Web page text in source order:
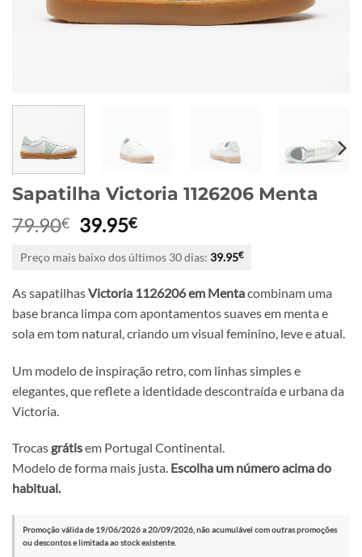
Sapatilha Victoria 1126206 Menta
79.90€ O
original
era:
79.90€.
39.95€O
atual
é:
39.95€.
Preço mais baixo dos últimos 30 dias: 39.95€
As sapatilhasVictoria 1126206 em Mentacombinam uma
base branca limpa com apontamentos suaves em menta e
sola em tom natural, criando um visual feminino, leve e atual.
Um modelo de inspiração retro, com linhas simples e
elegantes, que reflete a identidade descontraída e urbana da
Victoria.
Trocas grátisem Portugal Continental.
Modelo de forma mais justa. Escolha um número acima do
habitual.
Promoção válida de 19/06/2026 a 20/09/2026, não acumulável com outras promoções
ou descontos e limitada ao stock existente.